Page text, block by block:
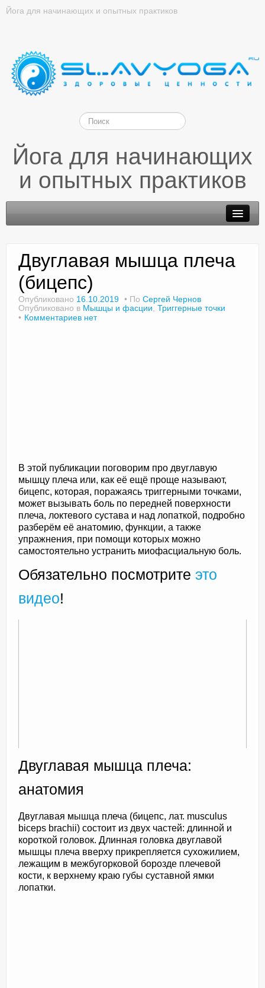
Йога для начинающих и опытных практиков
Йога для начинающих
и опытных практиков
Доктор Чернов
Двуглавая мышца плеча
(бицепс)
Опубликовано 16.10.2019 По Сергей Чернов
Опубликовано в Мышцы и фасции Триггерные точки
Комментариев нет
В этой публикации поговорим про двуглавую
мышцу плеча или, как её ещё проще называют,
бицепс, которая, поражаясь триггерными точками,
может вызывать боль по передней поверхности
плеча, локтевого сустава и над лопаткой, подробно
разберём её анатомию, функции, а также
упражнения, при помощи которых можно
самостоятельно устранить миофасциальную боль.
Обязательно посмотрите это
видео!
Двуглавая мышца плеча:
анатомия
Двуглавая мышца плеча (бицепс, лат. musculus
biceps brachii) состоит из двух частей: длинной и
короткой головок. Длинная головка двуглавой
мышцы плеча вверху прикрепляется сухожилием,
лежащим в межбугорковой борозде плечевой
кости, к верхнему краю губы суставной ямки
лопатки.